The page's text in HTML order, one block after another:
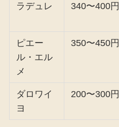
ラデュレ 340〜400円
ピエー
ル・エル
メ
350〜450円
ダロワイ
ヨ
200〜300円